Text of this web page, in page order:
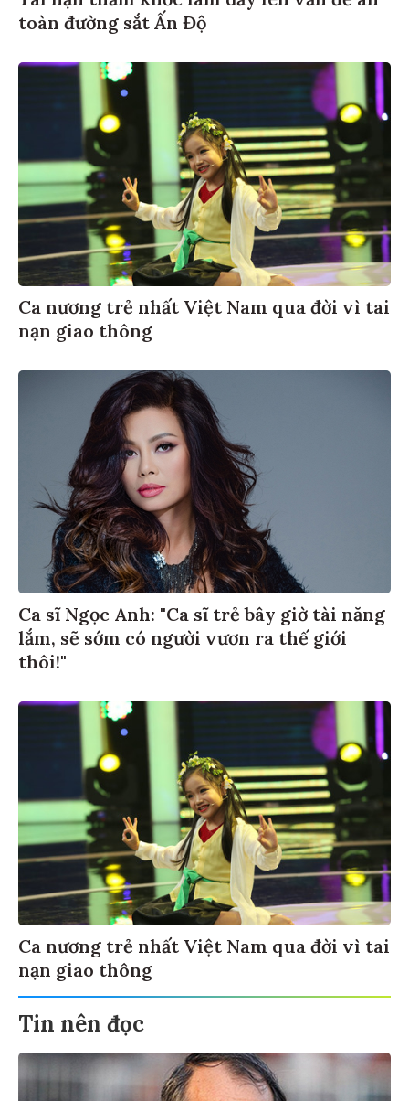
toàn đường sắt Ấn Độ
Ca nương trẻ nhất Việt Nam qua đời vì tai
nạn giao thông
Ca sĩ Ngọc Anh: "Ca sĩ trẻ bây giờ tài năng
lắm, sẽ sớm có người vươn ra thế giới
thôi!"
Ca nương trẻ nhất Việt Nam qua đời vì tai
nạn giao thông
Tin nên đọc